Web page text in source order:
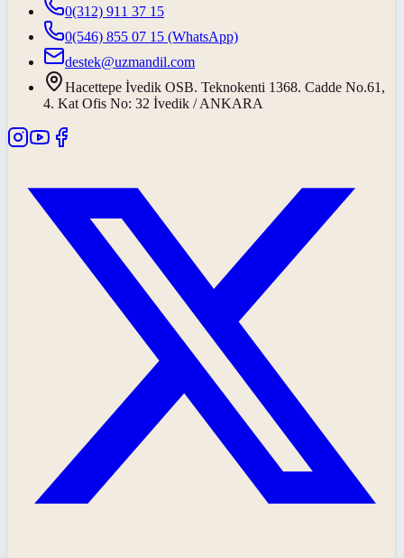
0(312) 911 37 15
0(546) 855 07 15 (WhatsApp)
destek@uzmandil.com
Hacettepe İvedik OSB. Teknokenti 1368. Cadde No.61,
4. Kat Ofis No: 32 İvedik / ANKARA